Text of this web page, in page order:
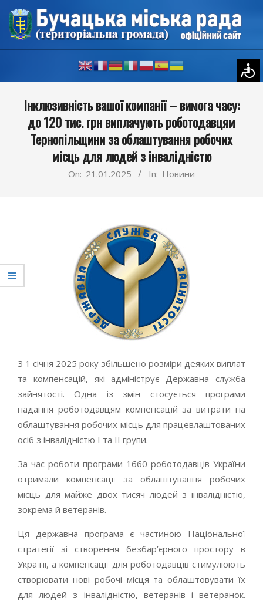
Skip
content
NavigationІнклюзивність вашої компанії – вимога часу:
до 120 тис. грн виплачують роботодавцям
Тернопільщини за облаштування робочих
місць для людей з інвалідністю
On: 21.01.2025 In: Новини
З 1 січня 2025 року збільшено розміри деяких виплат
та компенсацій, які адмініструє Державна служба
зайнятості. Одна із змін стосується програми
надання роботодавцям компенсацій за витрати на
облаштування робочих місць для працевлаштованих
осіб з інвалідністю I та II групи.
За час роботи програми 1660 роботодавців України
отримали компенсації за облаштування робочих
місць для майже двох тисяч людей з інвалідністю,
зокрема й ветеранів.
Ця державна програма є частиною Національної
стратегії зі створення безбар’єрного простору в
Україні, а компенсації для роботодавців стимулюють
створювати нові робочі місця та облаштовувати їх
для людей з інвалідністю, ветеранів і ветеранок.